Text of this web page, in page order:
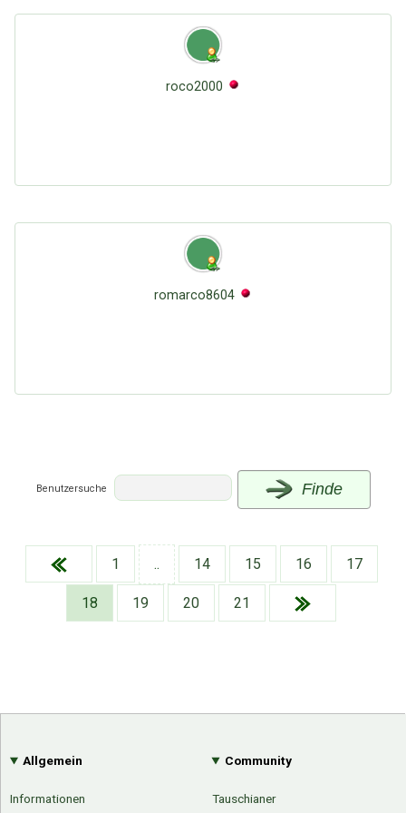
roco2000
romarco8604
Benutzersuche Finde
1 .. 14 15 16 17
18 19 20 21
Allgemein
Informationen
Community
Tauschianer